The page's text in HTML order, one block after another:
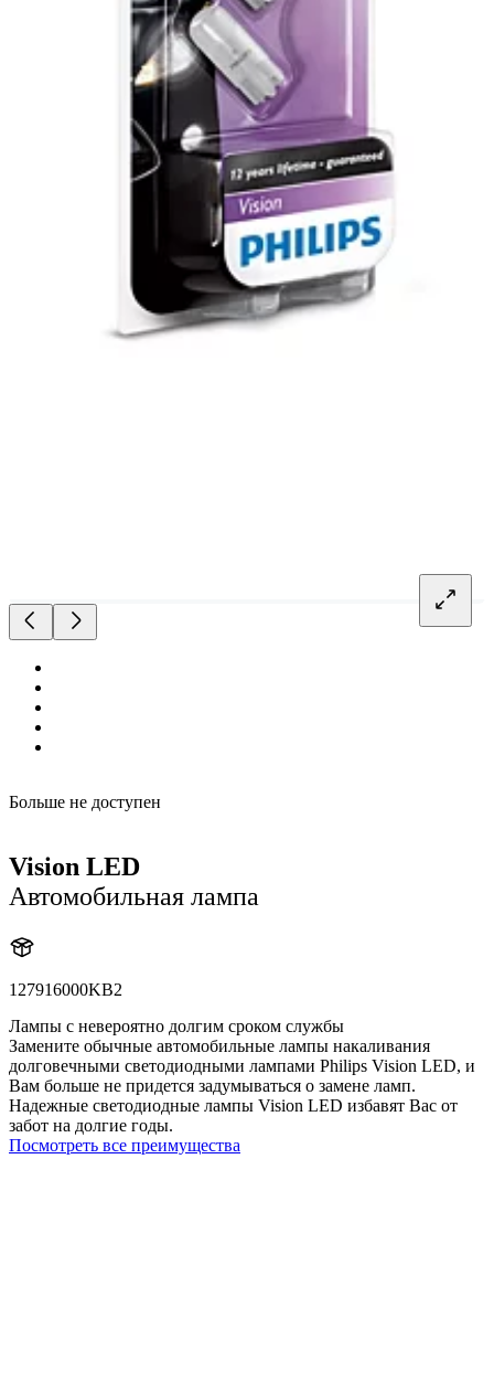
Больше не доступен
Vision LED
Автомобильная лампа
127916000KB2
Лампы с невероятно долгим сроком службы
Замените обычные автомобильные лампы накаливания
долговечными светодиодными лампами Philips Vision LED, и
Вам больше не придется задумываться о замене ламп.
Надежные светодиодные лампы Vision LED избавят Вас от
забот на долгие годы.
Посмотреть все преимущества